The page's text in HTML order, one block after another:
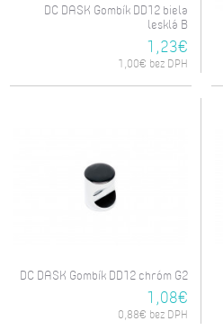
DC DASK Gombík DD12 biela
lesklá B
1,23€
1,00€ bez DPH
DC DASK Gombík DD12 chróm G2
1,08€
0,88€ bez DPH